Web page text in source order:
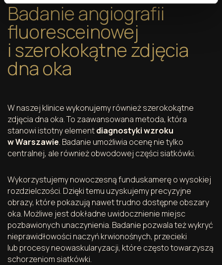
Badanie angiografii
fluoresceinowej
i szerokokątne zdjęcia
dna oka
W naszej klinice wykonujemy również szerokokątne
zdjęcia dna oka. To zaawansowana metoda, która
stanowi istotny elementdiagnostyki wzroku
w Warszawie. Badanie umożliwia ocenę nie tylko
centralnej, ale również obwodowej części siatkówki.
Wykorzystujemy nowoczesną funduskamerę o wysokiej
rozdzielczości. Dzięki temu uzyskujemy precyzyjne
obrazy, które pokazują nawet trudno dostępne obszary
oka. Możliwe jest dokładne uwidocznienie miejsc
pozbawionych unaczynienia. Badanie pozwala też wykryć
nieprawidłowości naczyń krwionośnych, przecieki
lub procesy neowaskularyzacji, które często towarzyszą
schorzeniom siatkówki.